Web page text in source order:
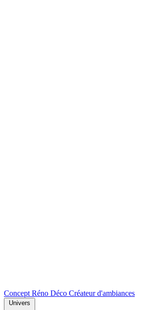
Concept Réno Déco Créateur d'ambiances